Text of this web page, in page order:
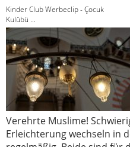
Kinder Club Werbeclip - Çocuk
Kulübü ...
Verehrte Muslime!
Erleichterung wechseln in